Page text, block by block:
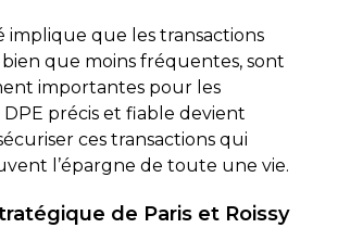
implique que les transactions
que moins fréquentes, sont
importantes pour les
DPE précis et fiable devient
ces transactions qui
l’épargne de toute une vie.
de Paris et Roissy